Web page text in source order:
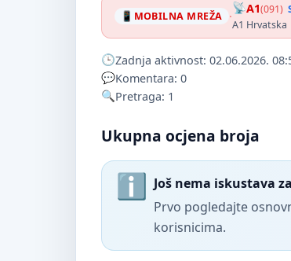
MOBILNA MREŽA · A1(091)
A1 Hrvatska
Zadnja aktivnost: 02.06.2026.
Komentara: 0
Pretraga: 1
Ukupna ocjena broja
Još nema iskustava
Prvo pogledajte
korisnicima.